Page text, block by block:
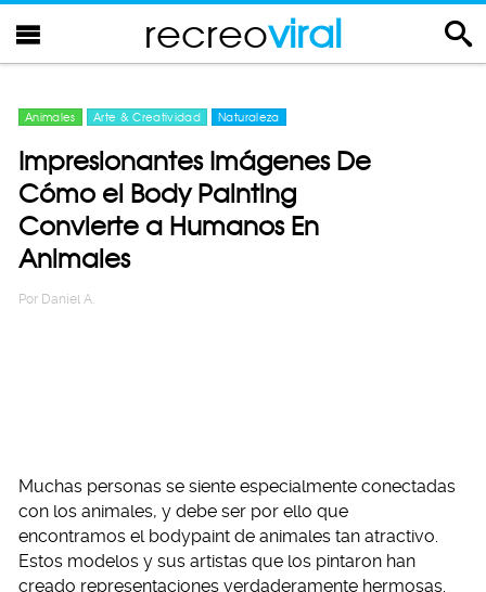
recreoviral
Animales Arte & Creatividad Naturaleza
Impresionantes Imágenes De
Cómo el Body Painting
Convierte a Humanos En
Animales
Por Daniel A.
Muchas personas se siente especialmente conectadas
con los animales, y debe ser por ello que
encontramos el bodypaint de animales tan atractivo.
Estos modelos y sus artistas que los pintaron han
creado representaciones verdaderamente hermosas.